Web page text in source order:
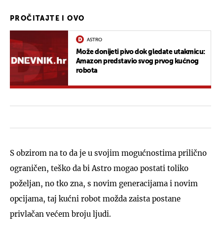
PROČITAJTE I OVO
ASTRO
Može donijeti pivo dok gledate utakmicu:
Amazon predstavio svog prvog kućnog
robota
S obzirom na to da je u svojim mogućnostima prilično
ograničen, teško da bi Astro mogao postati toliko
poželjan, no tko zna, s novim generacijama i novim
opcijama, taj kućni robot možda zaista postane
privlačan većem broju ljudi.